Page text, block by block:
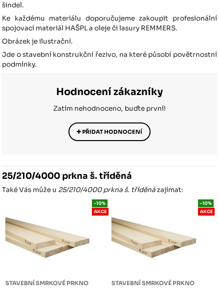
šindel.
Ke každému materiálu doporučujeme zakoupit profesionální
spojovací materiál HAŠPL a oleje či lasury REMMERS.
Obrázek je ilustrační.
Jde o stavební konstrukční řezivo, na které působí povětrnostní
podmínky.
Hodnocení zákazníky
Zatím nehodnoceno, buďte první!
PŘIDAT HODNOCENÍ
25/210/4000 prkna š. tříděná
Také Vás může u 25/210/4000 prkna š. tříděnázajímat:
STAVEBNÍ SMRKOVÉ PRKNO
-10%
AKCE
STAVEBNÍ SMRKOVÉ PRKNO
-10%
AKCE